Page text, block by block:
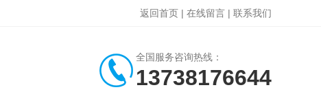
返回首页 | 在线留言 | 联系我们
全国服务咨询热线：
13738176644